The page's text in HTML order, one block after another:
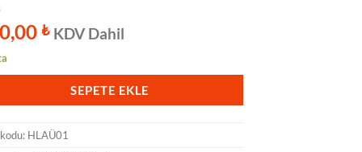
₺ KDV Dahil
SEPETE EKLE
HLAÜ01